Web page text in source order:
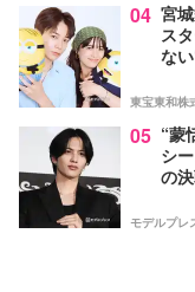
04 宮
ス
な
東宝東和株
05 “蒙
シ
の決
モデルプレ